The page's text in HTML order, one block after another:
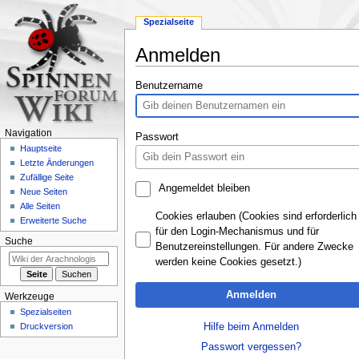
Anmelden
Zur
Navigation
springen
Zur
Suche
springen
Benutzername
Passwort
Angemeldet bleiben
Cookies erlauben (Cookies sind erforderlich
für den Login-Mechanismus und für
Benutzereinstellungen. Für andere Zwecke
werden keine Cookies gesetzt.)
Anmelden
Hilfe beim Anmelden
Passwort vergessen?
Spezialseite
Navigation
Hauptseite
Letzte Änderungen
Zufällige Seite
Neue Seiten
Alle Seiten
Erweiterte Suche
Suche
Werkzeuge
Spezialseiten
Druckversion